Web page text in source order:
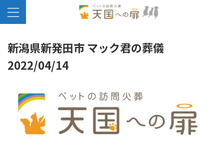
新潟県新発田市 マック君の葬儀
2022/04/14